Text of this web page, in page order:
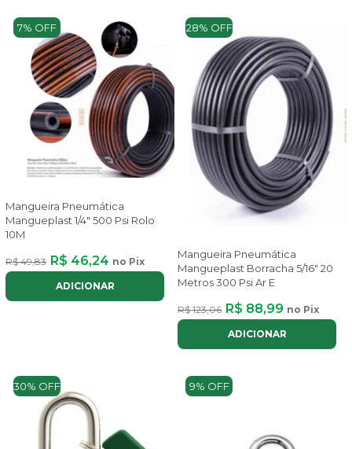
7% OFF
Mangueira Pneumática
Mangueplast 1/4" 500 Psi Rolo
10M
R$ 49,83 R$ 46,24 no Pix
ADICIONAR
28% OFF
Mangueira Pneumática
Mangueplast Borracha 5/16" 20
Metros 300 Psi Ar E
R$ 123,06 R$ 88,99 no Pix
ADICIONAR
30% OFF 9% OFF